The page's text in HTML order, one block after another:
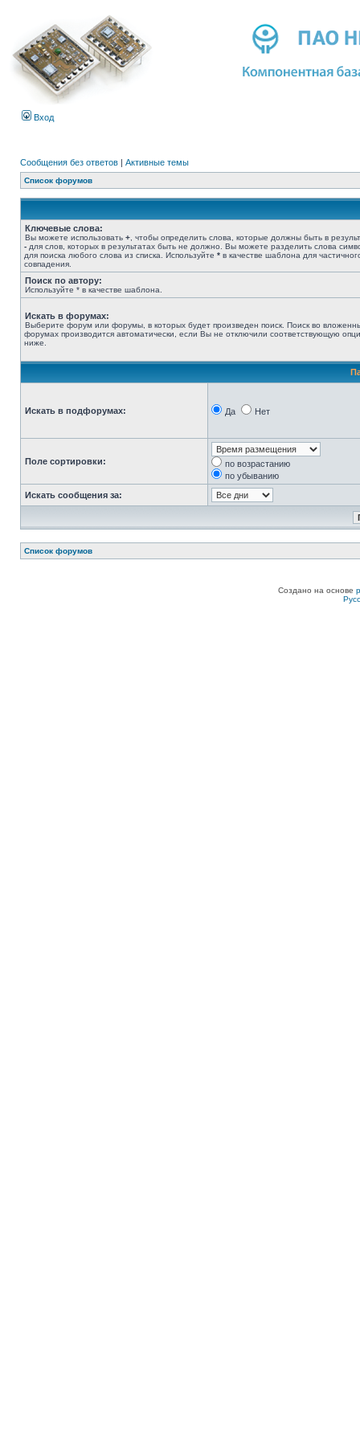
Вход
Сообщения без ответов | Активные темы
Список форумов
Ключевые слова:
Вы можете использовать + , чтобы определить слова, которые должны быть в
- для слов, которых в результатах быть не должно. Вы можете разделить слова
для поиска любого слова из списка. Используйте * в качестве шаблона для
совпадения.
Поиск по автору:
Используйте * в качестве шаблона.
Искать в форумах:
Выберите форум или форумы, в которых будет произведен поиск. Поиск во
форумах производится автоматически, если Вы не отключили соответствующую
ниже.
Искать в подфорумах: Да Нет
Поле сортировки:
по возрастанию
по убыванию
Искать сообщения за:
Список форумов
Создано на основе